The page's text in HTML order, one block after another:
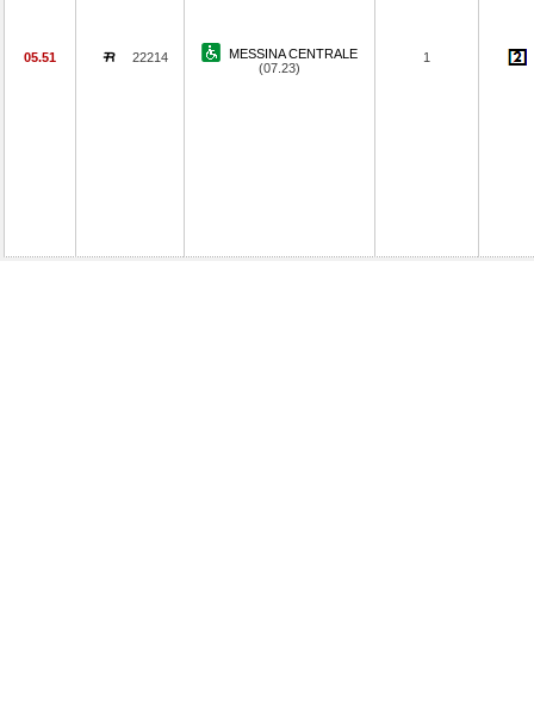
05.51 22214
MESSINA CENTRALE
(07.23)
1